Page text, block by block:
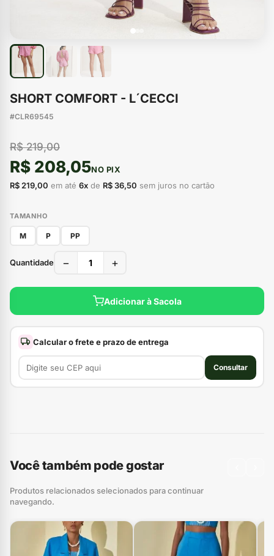
SHORT COMFORT - L´CECCI
#CLR69545
R$ 219,00
R$ 208,05NO PIX
R$ 219,00 em até 6x de R$ 36,50 sem juros no cartão
TAMANHO
M P PP
Quantidade − +
Adicionar à Sacola
Calcular o frete e prazo de entrega
Consultar
Você também pode gostar
Produtos relacionados selecionados para continuar
navegando.